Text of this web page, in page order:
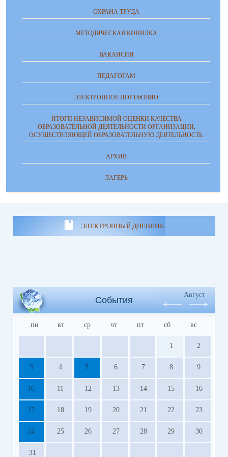
ОХРАНА ТРУДА
МЕТОДИЧЕСКАЯ КОПИЛКА
ВАКАНСИИ
ПЕДАГОГАМ
ЭЛЕКТРОННОЕ ПОРТФОЛИО
ИТОГИ НЕЗАВИСИМОЙ ОЦЕНКИ КАЧЕСТВА
ОБРАЗОВАТЕЛЬНОЙ ДЕЯТЕЛЬНОСТИ ОРГАНИЗАЦИИ,
ОСУЩЕСТВЛЯЮЩЕЙ ОБРАЗОВАТЕЛЬНУЮ ДЕЯТЕЛЬНОСТЬ.
АРХИВ
ЛАГЕРЬ
ЭЛЕКТРОННЫЙ ДНЕВНИК
События
Август
пн вт ср чт пт сб вс
1 2
3 4 5 6 7 8 9
10 11 12 13 14 15 16
17 18 19 20 21 22 23
24 25 26 27 28 29 30
31